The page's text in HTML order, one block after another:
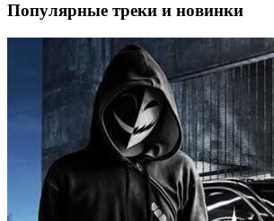
Популярные треки и новинки